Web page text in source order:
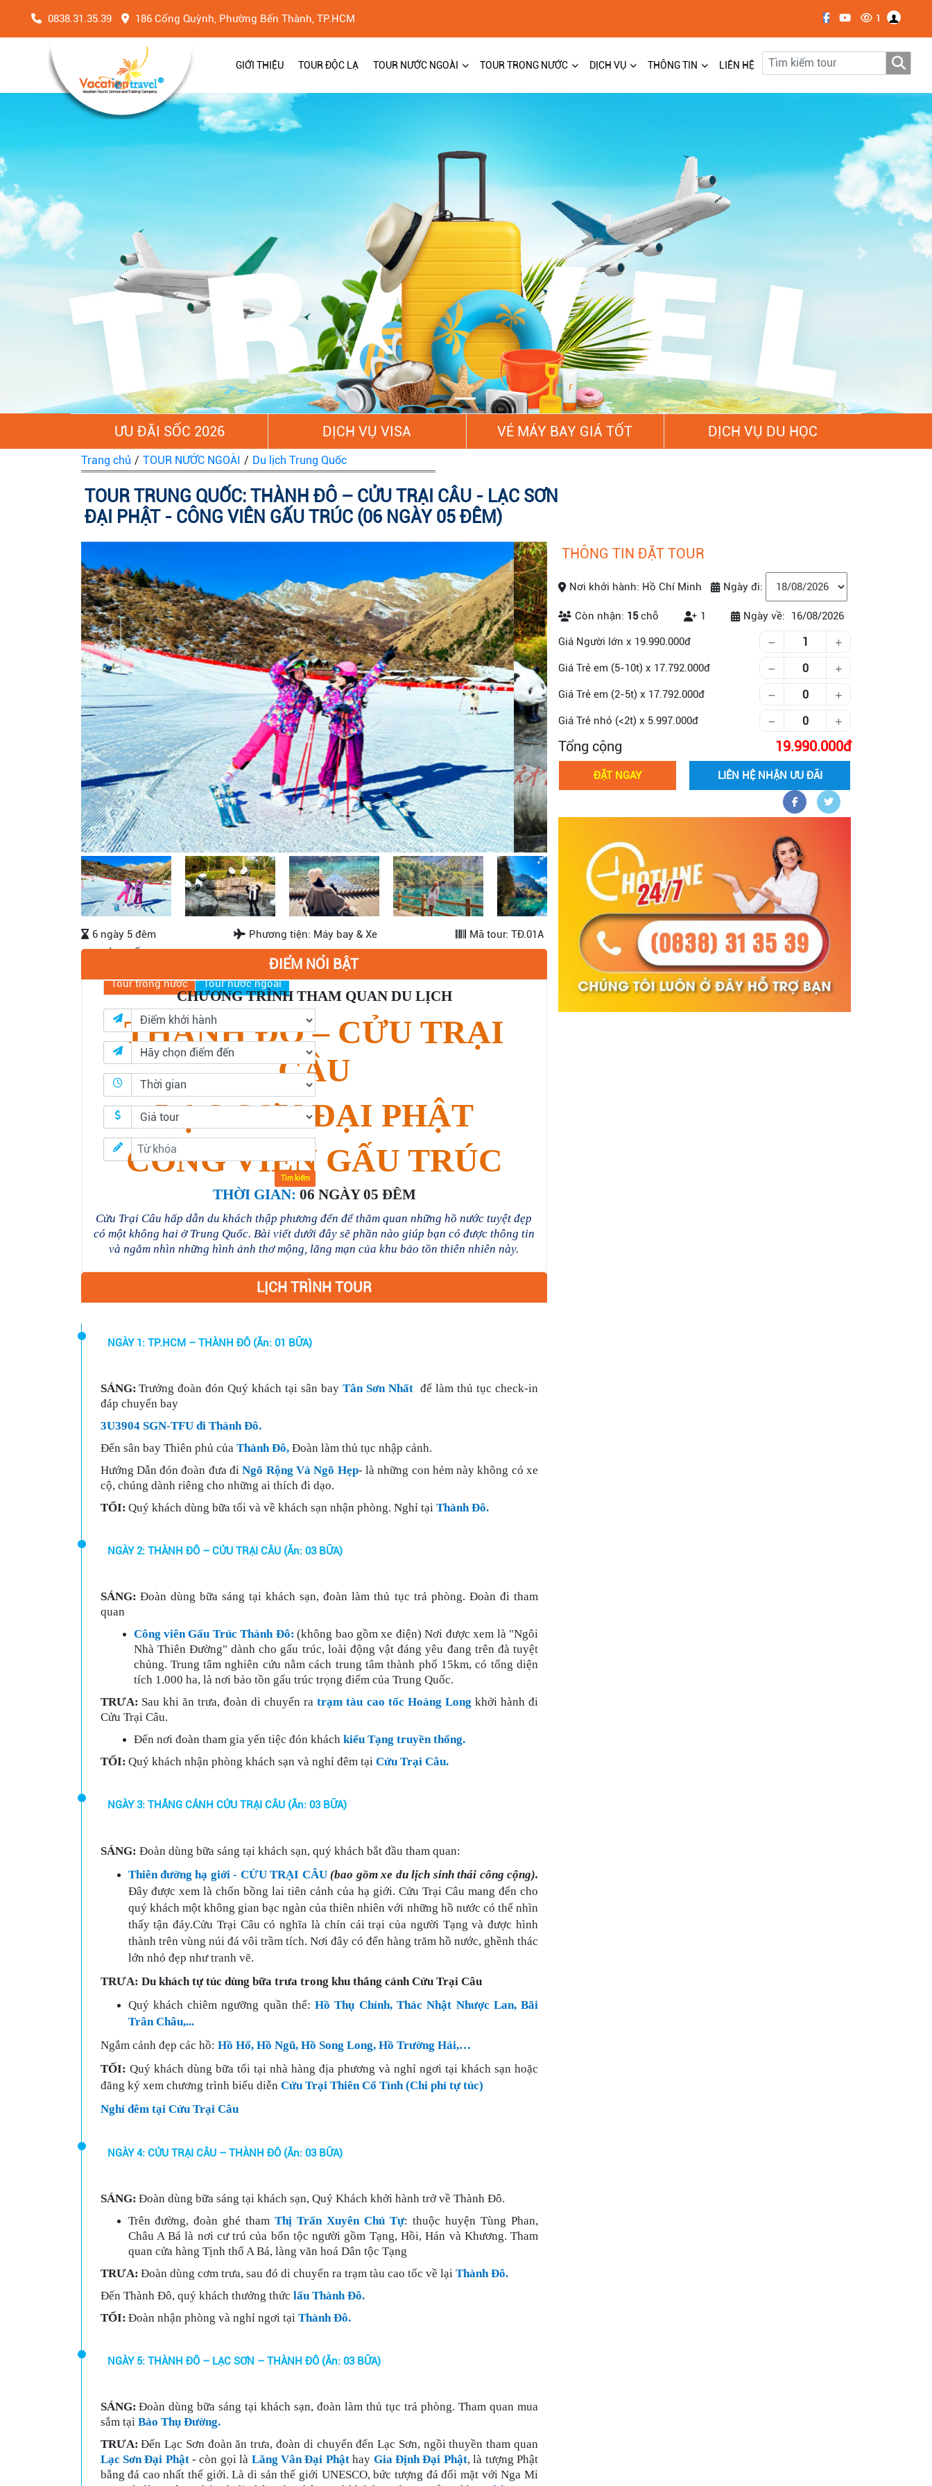
0838.31.35.39 186 Cống Quỳnh, Phường Bến Thành, TP.HCM 1
GIỚI THIỆU TOUR ĐỘC LẠ TOUR NƯỚC NGOÀI TOUR TRONG NƯỚC DỊCH VỤ THÔNG TIN LIÊN HỆ
Previous Next
Tour trong nước Tour nước ngoài
Tìm kiếm
ƯU ĐÃI SỐC 2026 DỊCH VỤ VISA VÉ MÁY BAY GIÁ TỐT DỊCH VỤ DU HỌC
Trang chủ / TOUR NƯỚC NGOÀI / Du lịch Trung Quốc
TOUR TRUNG QUỐC: THÀNH ĐÔ – CỬU TRẠI CÂU - LẠC SƠN
ĐẠI PHẬT - CÔNG VIÊN GẤU TRÚC (06 NGÀY 05 ĐÊM)
6 ngày 5 đêm Phương tiện: Máy bay & Xe Mã tour: TĐ.01A
ĐIỂM NỔI BẬT
CHƯƠNG TRÌNH THAM QUAN DU LỊCH
THÀNH ĐÔ – CỬU TRẠI
CÂU
LẠC SƠN ĐẠI PHẬT
CÔNG VIÊN GẤU TRÚC
THỜI GIAN: 06 NGÀY 05 ĐÊM
Cửu Trại Câu hấp dẫn du khách thập phương đến để thăm quan những hồ nước tuyệt đẹp
có một không hai ở Trung Quốc. Bài viết dưới đây sẽ phần nào giúp bạn có được thông tin
và ngắm nhìn những hình ảnh thơ mộng, lãng mạn của khu bảo tồn thiên nhiên này.
LỊCH TRÌNH TOUR
NGÀY 1: TP.HCM – THÀNH ĐÔ (Ăn: 01 BỮA)
SÁNG: Trưởng đoàn đón Quý khách tại sân bayTân Sơn Nhất để làm thủ tục check-in
đáp chuyến bay
3U3904 SGN-TFU đi Thành Đô.
Đến sân bay Thiên phủ của Thành Đô,Đoàn làm thủ tục nhập cảnh.
Hướng Dẫn đón đoàn đưa điNgõ Rộng Và Ngõ Hẹp- là những con hẻm này không có xe
cộ, chúng dành riêng cho những ai thích đi dạo.
TỐI: Quý khách dùng bữa tối và về khách sạn nhận phòng. Nghỉ tại Thành Đô.
NGÀY 2: THÀNH ĐÔ – CỬU TRẠI CÂU (Ăn: 03 BỮA)
SÁNG: Đoàn dùng bữa sáng tại khách sạn, đoàn làm thủ tục trả phòng. Đoàn đi tham
quan
Công viên Gấu Trúc Thành Đô: (không bao gồm xe điện) Nơi được xem là "Ngôi
Nhà Thiên Đường" dành cho gấu trúc, loài động vật đáng yêu đang trên đà tuyệt
chủng. Trung tâm nghiên cứu nằm cách trung tâm thành phố 15km, có tổng diện
tích 1.000 ha, là nơi bảo tồn gấu trúc trọng điểm của Trung Quốc.
TRƯA: Sau khi ăn trưa, đoàn di chuyển ratrạm tàu cao tốc Hoàng Long khởi hành đi
Cửu Trại Câu.
Đến nơi đoàn tham gia yến tiệc đón khách kiểu Tạng truyền thống.
TỐI: Quý khách nhận phòng khách sạn và nghỉ đêm tại Cửu Trại Câu.
NGÀY 3: THẮNG CẢNH CỬU TRẠI CÂU (Ăn: 03 BỮA)
SÁNG: Đoàn dùng bữa sáng tại khách sạn, quý khách bắt đầu tham quan:
Thiên đường hạ giới - CỬU TRẠI CÂU (bao gồm xe du lịch sinh thái công cộng).
Đây được xem là chốn bồng lai tiên cảnh của hạ giới. Cửu Trại Câu mang đến cho
quý khách một không gian bạc ngàn của thiên nhiên với những hồ nước có thể nhìn
thấy tận đáy.Cửu Trại Câu có nghĩa là chín cái trại của người Tạng và được hình
thành trên vùng núi đá vôi trầm tích. Nơi đây có đến hàng trăm hồ nước, ghềnh thác
lớn nhỏ đẹp như tranh vẽ.
TRƯA: Du khách tự túc dùng bữa trưa trong khu thắng cảnh Cửu Trại Câu
Quý khách chiêm ngưỡng quần thể: Hồ Thụ Chính, Thác Nhật Nhược Lan, Bãi
Trân Châu,...
Ngắm cảnh đẹp các hồ: Hồ Hổ, Hồ Ngũ, Hồ Song Long, Hồ Trường Hải,…
TỐI: Quý khách dùng bữa tối tại nhà hàng địa phương và nghỉ ngơi tại khách sạn hoặc
đăng ký xem chương trình biểu diễn Cửu Trại Thiên Cổ Tình (Chi phí tự túc)
Nghỉ đêm tại Cửu Trại Câu
NGÀY 4: CỬU TRẠI CÂU – THÀNH ĐÔ (Ăn: 03 BỮA)
SÁNG: Đoàn dùng bữa sáng tại khách sạn, Quý Khách khởi hành trở về Thành Đô.
Trên đường, đoàn ghé thamThị Trấn Xuyên Chủ Tự: thuộc huyện Tùng Phan,
Châu A Bá là nơi cư trú của bốn tộc người gồm Tạng, Hồi, Hán và Khương. Tham
quan cửa hàng Tịnh thổ A Bá, làng văn hoá Dân tộc Tạng
TRƯA: Đoàn dùng cơm trưa, sau đó di chuyển ra trạm tàu cao tốc về lại Thành Đô.
Đến Thành Đô, quý khách thưởng thức lẩu Thành Đô.
TỐI: Đoàn nhận phòng và nghỉ ngơi tại Thành Đô.
NGÀY 5: THÀNH ĐÔ – LẠC SƠN – THÀNH ĐÔ (Ăn: 03 BỮA)
SÁNG: Đoàn dùng bữa sáng tại khách sạn, đoàn làm thủ tục trả phòng. Tham quan mua
sắm tại Bảo Thụ Đường.
TRƯA: Đến Lạc Sơn đoàn ăn trưa, đoàn di chuyển đến Lạc Sơn, ngồi thuyền tham quan
Lạc Sơn Đại Phật- còn gọi là Lăng Vân Đại Phậthay Gia Định Đại Phật, là tượng Phật
bằng đá cao nhất thế giới. Là di sản thế giới UNESCO, bức tượng đá đối mặt với Nga Mi
THÔNG TIN ĐẶT TOUR
Nơi khởi hành: Hồ Chí Minh Ngày đi:
Còn nhận: 15chỗ
Số lượng khách
1 Ngày về: 16/08/2026
Giá Người lớn x 19.990.000
Giá Trẻ em (5-10t) x 17.792.000
Giá Trẻ em (2-5t) x 17.792.000
Giá Trẻ nhỏ (<2t) x 5.997.000
Tổng cộng 19.990.000